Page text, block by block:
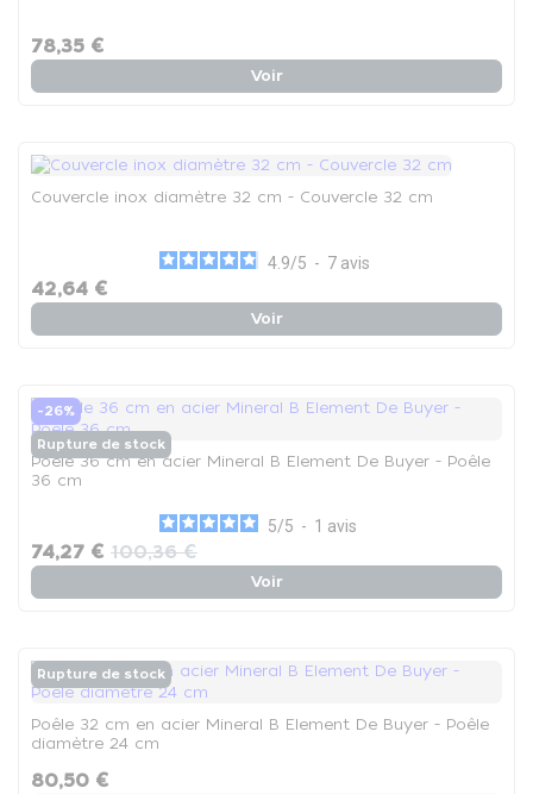
78,35 €
Voir
Couvercle inox diamètre 32 cm - Couvercle 32 cm
4.9/5 - 7 avis
42,64 €
Voir
-26%
Rupture de stock
Poêle 36 cm en acier Mineral B Element De Buyer - Poêle
36 cm
5/5 - 1 avis
74,27 € 100,36 €
Voir
Rupture de stock
Poêle 32 cm en acier Mineral B Element De Buyer - Poêle
diamètre 24 cm
80,50 €